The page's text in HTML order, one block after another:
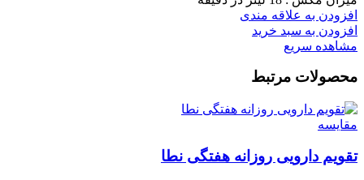
افزودن به علاقه مندی
افزودن به سبد خرید
مشاهده سریع
محصولات مرتبط
مقایسه
تقویم دارویی روزانه هفتگی نطا